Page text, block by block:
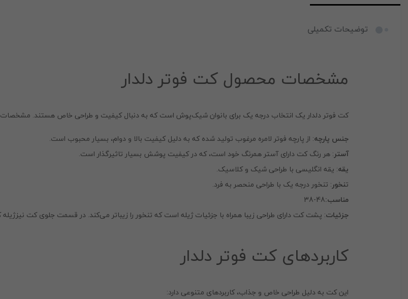
توضیحات تکمیلی
مشخصات محصول کت فوتر دلدار
کت فوتر دلدار یک انتخاب درجه یک برای بانوان شیک‌پوش است که به دنبال کیفیت و طراحی خاص هستند.
جنس پارچه: از پارچه فوتر لامره مرغوب تولید شده که به دلیل کیفیت بالا و دوام، بسیار محبوب است.
آستر: هر رنگ کت دارای آستر همرنگ خود است، که در کیفیت پوشش بسیار تاثیرگذار است.
یقه: یقه انگلیسی با طراحی شیک و کلاسیک.
تنخور: تنخور درجه یک با طراحی منحصر به فرد.
مناسب:48-38
جزئیات: پشت کت دارای طراحی زیبا همراه با جزئیات ژیله است که تنخور را زیباتر می‌کند. در قسمت جلوی کت
کاربردهای کت فوتر دلدار
این کت به دلیل طراحی خاص و جذاب، کاربردهای متنوعی دارد: